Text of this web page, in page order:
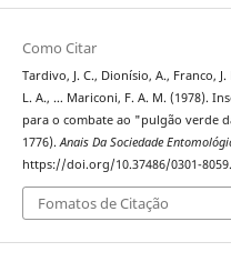
Como Citar
Tardivo, J. C., Dionísio, A., Franco,
L. A., … Mariconi, F. A. M. (1978).
para o combate ao "pulgão verde
1776). Anais Da Sociedade
https://doi.org/10.37486/0301-
Fomatos de Citação